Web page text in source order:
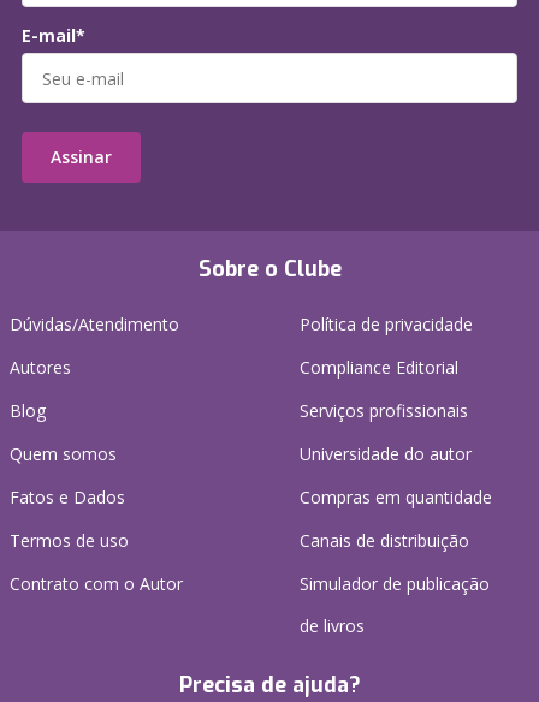
Sobre o Clube
Dúvidas/Atendimento
Autores
Blog
Quem somos
Fatos e Dados
Termos de uso
Contrato com o Autor
Política de privacidade
Compliance Editorial
Serviços profissionais
Universidade do autor
Compras em quantidade
Canais de distribuição
Simulador de publicação
de livros
Precisa de ajuda?
E-mail*
Assinar